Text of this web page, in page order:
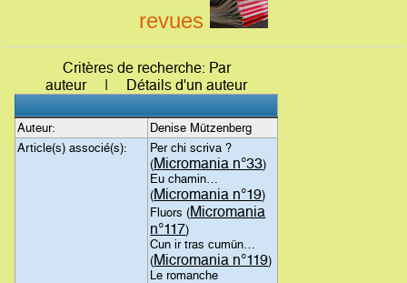
revues
Critères de recherche: Par
auteur | Détails d'un auteur
Auteur:
Denise Mützenberg
Article(s) associé(s):
Per chi scriva ?
(Micromania n°33)
Eu chamin…
(Micromania n°19)
Fluors (Micromania
n°117)
Cun ir tras cumün…
(Micromania n°119)
Le romanche